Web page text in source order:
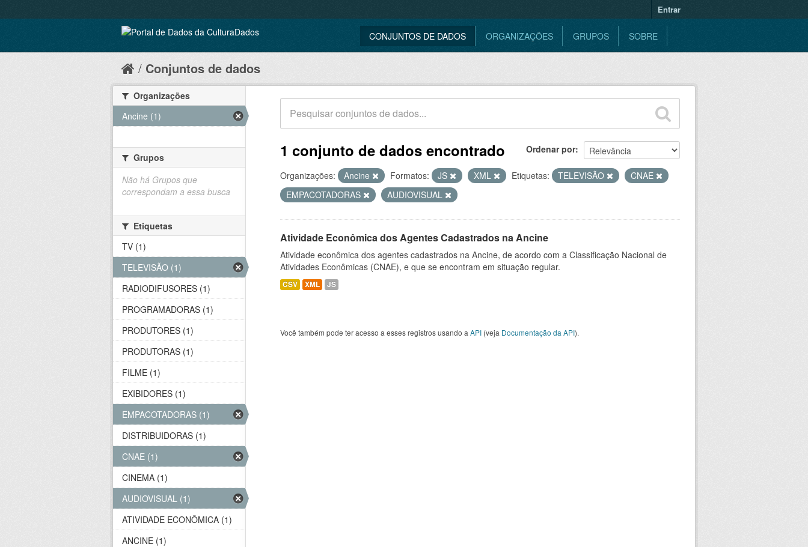
Entrar
CONJUNTOS DE DADOS ORGANIZAÇÕES GRUPOS SOBRE
Conjuntos de dados
Ordenar por
1 conjunto de dados encontrado
Organizações: Ancine Formatos: JS XML Etiquetas: TELEVISÃO
CNAE
EMPACOTADORAS
AUDIOVISUAL
Atividade Econômica dos Agentes Cadastrados na Ancine
Atividade econômica dos agentes cadastrados na Ancine, de acordo com a Classificação Nacional de
Atividades Econômicas (CNAE), e que se encontram em situação regular.
CSV XML JS
Você também pode ter acesso a esses registros usando a API (veja Documentação da API).
Organizações
Ancine (1)
Grupos
Não há Grupos que
correspondam a essa busca
Etiquetas
TV (1)
TELEVISÃO (1)
RADIODIFUSORES (1)
PROGRAMADORAS (1)
PRODUTORES (1)
PRODUTORAS (1)
FILME (1)
EXIBIDORES (1)
EMPACOTADORAS (1)
DISTRIBUIDORAS (1)
CNAE (1)
CINEMA (1)
AUDIOVISUAL (1)
ATIVIDADE ECONÔMICA (1)
ANCINE (1)